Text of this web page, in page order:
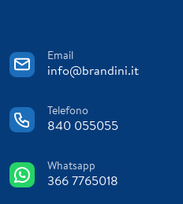
Email
info@brandini.it
Telefono
840 055055
Whatsapp
366 7765018